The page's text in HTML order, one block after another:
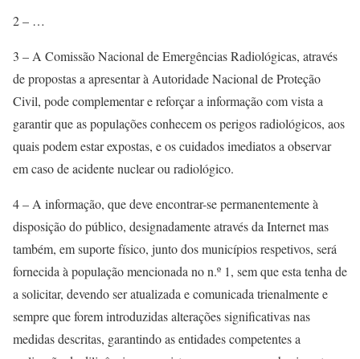
2 – …
3 – A Comissão Nacional de Emergências Radiológicas, através
de propostas a apresentar à Autoridade Nacional de Proteção
Civil, pode complementar e reforçar a informação com vista a
garantir que as populações conhecem os perigos radiológicos, aos
quais podem estar expostas, e os cuidados imediatos a observar
em caso de acidente nuclear ou radiológico.
4 – A informação, que deve encontrar-se permanentemente à
disposição do público, designadamente através da Internet mas
também, em suporte físico, junto dos municípios respetivos, será
fornecida à população mencionada no n.º 1, sem que esta tenha de
a solicitar, devendo ser atualizada e comunicada trienalmente e
sempre que forem introduzidas alterações significativas nas
medidas descritas, garantindo as entidades competentes a